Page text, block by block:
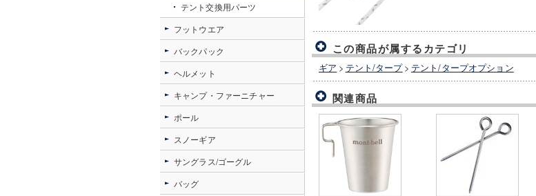
この商品が属するカテゴリ
ギア > テント/タープ> テント/タープオプション
関連商品
テント交換用パーツ
フットウエア
バックパック
ヘルメット
キャンプ・ファーニチャー
ポール
スノーギア
サングラス/ゴーグル
バッグ